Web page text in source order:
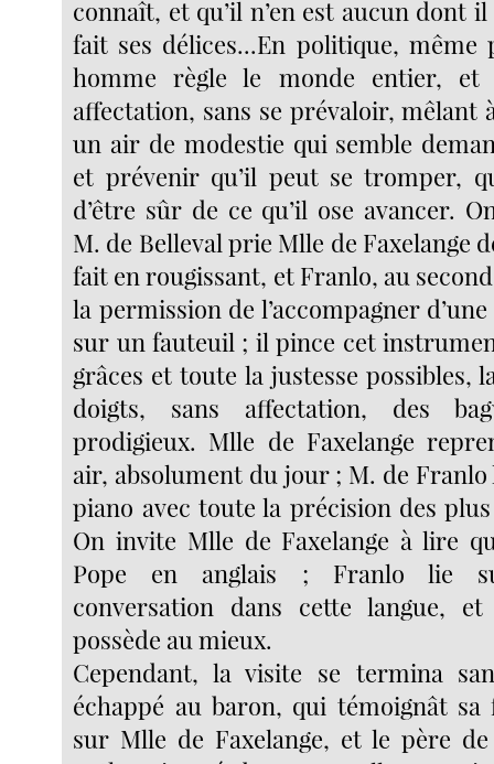
connaît, et qu’il n’en est aucun dont
fait ses délices...En politique,
homme règle le monde entier, et
affectation, sans se prévaloir, mêlant
un air de modestie qui semble
et prévenir qu’il peut se tromper,
d’être sûr de ce qu’il ose avancer.
M. de Belleval prie Mlle de Faxelange
fait en rougissant, et Franlo, au
la permission de l’accompagner
sur un fauteuil ; il pince cet
grâces et toute la justesse possibles,
doigts, sans affectation, des
prodigieux. Mlle de Faxelange
air, absolument du jour ; M. de Franlo
piano avec toute la précision des
On invite Mlle de Faxelange à lire
Pope en anglais ; Franlo lie
conversation dans cette langue,
possède au mieux.
Cependant, la visite se termina
échappé au baron, qui témoignât sa
sur Mlle de Faxelange, et le père